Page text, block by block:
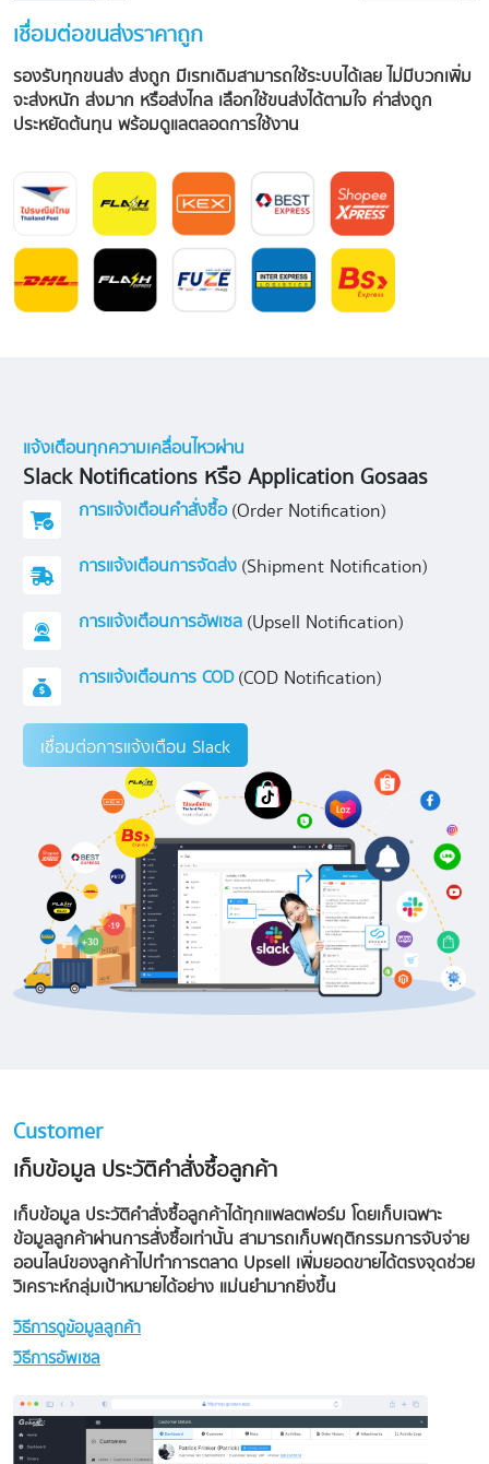
เชื่อมต่อขนส่งราคาถูก
รองรับทุกขนส่ง ส่งถูก มีเรทเดิมสามารถใช้ระบบได้เลย ไม่มีบวกเพิ่ม
จะส่งหนัก ส่งมาก หรือส่งไกล เลือกใช้ขนส่งได้ตามใจ ค่าส่งถูก
ประหยัดต้นทุน พร้อมดูแลตลอดการใช้งาน
แจ้งเตือนทุกความเคลื่อนไหวผ่าน
Slack Notifications หรือ Application Gosaas
การแจ้งเตือนคำสั่งซื้อ (Order Notification)
การแจ้งเตือนการจัดส่ง (Shipment Notification)
การแจ้งเตือนการอัพเซล (Upsell Notification)
การแจ้งเตือนการ COD (COD Notification)
เชื่อมต่อการแจ้งเตือน Slack
Customer
เก็บข้อมูล ประวัติคำสั่งซื้อลูกค้า
เก็บข้อมูล ประวัติคำสั่งซื้อลูกค้าได้ทุกแพลตฟอร์ม โดยเก็บเฉพาะ
ข้อมูลลูกค้าผ่านการสั่งซื้อเท่านั้น สามารถเก็บพฤติกรรมการจับจ่าย
ออนไลน์ของลูกค้าไปทำการตลาด Upsell เพิ่มยอดขายได้ตรงจุดช่วย
วิเคราะห์กลุ่มเป้าหมายได้อย่าง แม่นยำมากยิ่งขึ้น
วิธีการดูข้อมูลลูกค้า
วิธีการอัพเซล